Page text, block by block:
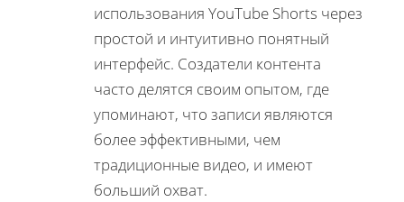
использования YouTube Shorts через
простой и интуитивно понятный
интерфейс. Создатели контента
часто делятся своим опытом, где
упоминают, что записи являются
более эффективными, чем
традиционные видео, и имеют
больший охват.